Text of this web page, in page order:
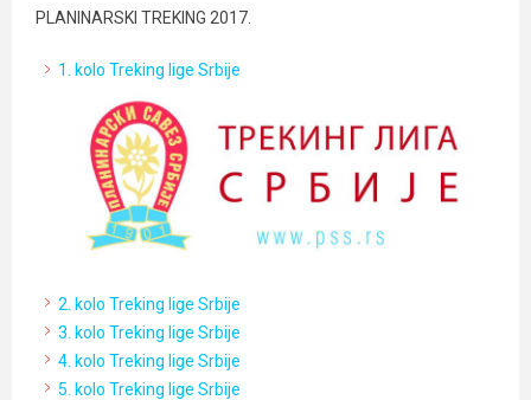
PLANINARSKI TREKING 2017.
1. kolo Treking lige Srbije
2. kolo Treking lige Srbije
3. kolo Treking lige Srbije
4. kolo Treking lige Srbije
5. kolo Treking lige Srbije